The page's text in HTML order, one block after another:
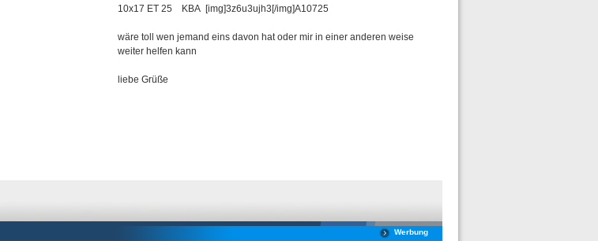
10x17 ET 25 KBA [img]3z6u3ujh3[/img]A10725
wäre toll wen jemand eins davon hat oder mir in einer anderen weise
weiter helfen kann
liebe Grüße
Werbung